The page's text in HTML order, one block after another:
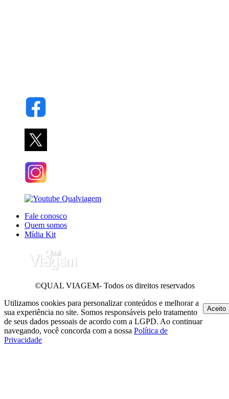
Fale conosco
Quem somos
Mídia Kit
©QUAL VIAGEM- Todos os direitos reservados
Utilizamos cookies para personalizar conteúdos e melhorar a
sua experiência no site. Somos responsáveis pelo tratamento
de seus dados pessoais de acordo com a LGPD. Ao continuar
navegando, você concorda com a nossa Política de
Privacidade
Aceito